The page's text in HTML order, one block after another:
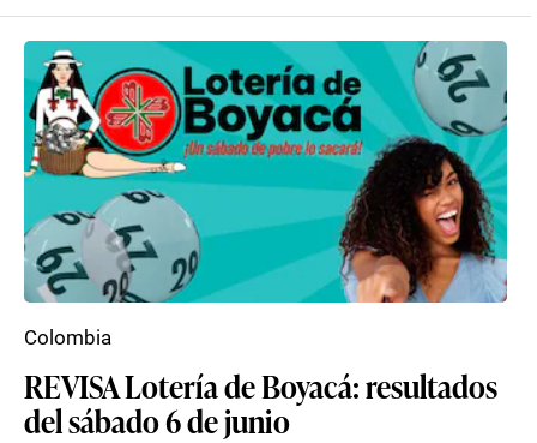
REVISA Lotería de Boyacá: resultados
del sábado 6 de junio
Colombia